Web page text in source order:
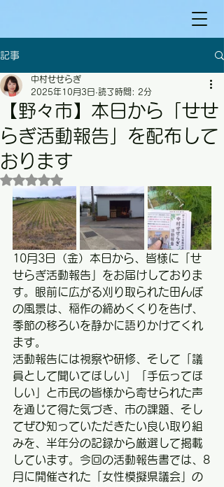
記事
【野々市】本日から「せせ
らぎ活動報告」を配布して
おります
中村せせらぎ
2025年10月3日 読了時間: 2分
5つ星のうちNaNと評価されています。
10月3日（金）本日から、皆様に「せ
せらぎ活動報告」をお届けしておりま
す。眼前に広がる刈り取られた田んぼ
の風景は、稲作の締めくくりを告げ、
季節の移ろいを静かに語りかけてくれ
ます。
活動報告には視察や研修、そして「議
員として聞いてほしい」「手伝ってほ
しい」と市民の皆様から寄せられた声
を通じて得た気づき、市の課題、そし
てぜひ知っていただきたい良い取り組
みを、半年分の記録から厳選して掲載
しています。今回の活動報告書では、8
月に開催された「女性模擬県議会」の